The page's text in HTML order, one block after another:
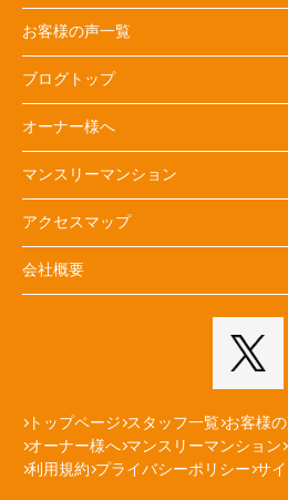
お客様の声一覧
ブログトップ
オーナー様へ
マンスリーマンション
アクセスマップ
会社概要
トップページ スタッフ一覧 お客様
オーナー様へ マンスリーマンション
利用規約 プライバシーポリシー サ